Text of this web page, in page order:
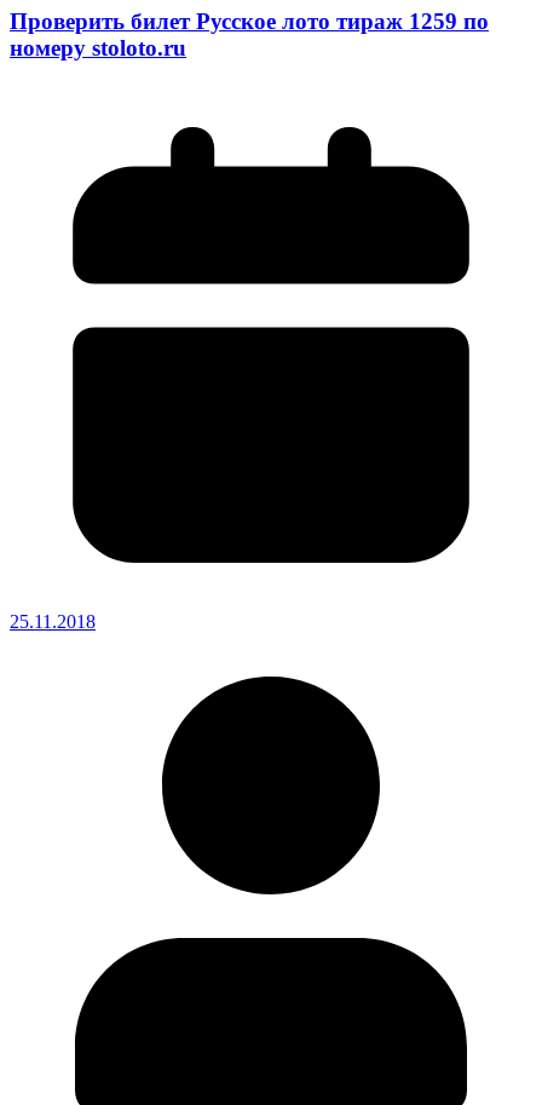
Проверить билет Русское лото тираж 1259 по
номеру stoloto.ru
25.11.2018